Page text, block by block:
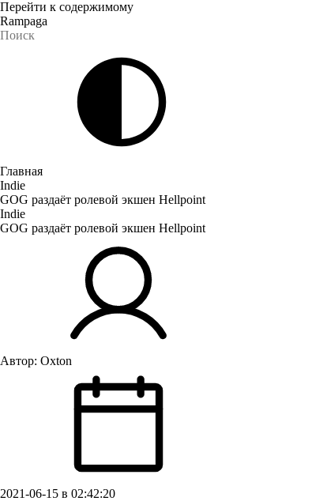
Перейти к содержимому
Rampaga
Главная
Indie
GOG раздаёт ролевой экшен Hellpoint
Indie
GOG раздаёт ролевой экшен Hellpoint
Автор: Oxton
2021-06-15 в 02:42:20